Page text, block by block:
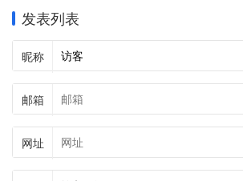
发表列表
昵称
邮箱
网址